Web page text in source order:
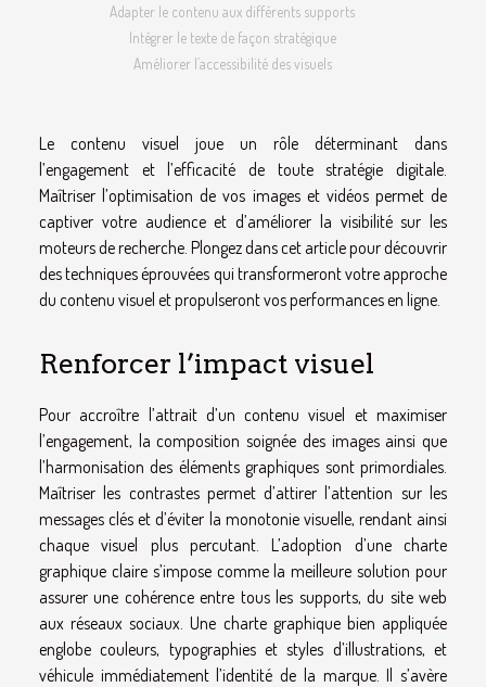
Adapter le contenu aux différents supports
Intégrer le texte de façon stratégique
Améliorer l’accessibilité des visuels
Le contenu visuel joue un rôle déterminant dans
l’engagement et l’efficacité de toute stratégie digitale.
Maîtriser l’optimisation de vos images et vidéos permet de
captiver votre audience et d’améliorer la visibilité sur les
moteurs de recherche. Plongez dans cet article pour découvrir
des techniques éprouvées qui transformeront votre approche
du contenu visuel et propulseront vos performances en ligne.
Renforcer l’impact visuel
Pour accroître l’attrait d’un contenu visuel et maximiser
l’engagement, la composition soignée des images ainsi que
l’harmonisation des éléments graphiques sont primordiales.
Maîtriser les contrastes permet d’attirer l’attention sur les
messages clés et d’éviter la monotonie visuelle, rendant ainsi
chaque visuel plus percutant. L’adoption d’une charte
graphique claire s’impose comme la meilleure solution pour
assurer une cohérence entre tous les supports, du site web
aux réseaux sociaux. Une charte graphique bien appliquée
englobe couleurs, typographies et styles d’illustrations, et
véhicule immédiatement l’identité de la marque. Il s’avère